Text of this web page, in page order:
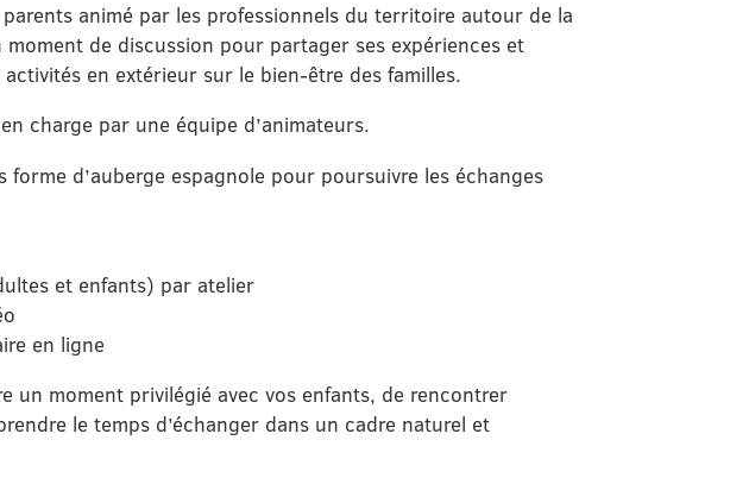
animé par les professionnels du territoire autour de la
de discussion pour partager ses expériences et
en extérieur sur le bien-être des familles.
charge par une équipe d’animateurs.
d’auberge espagnole pour poursuivre les échanges
et enfants) par atelier
en ligne
un moment privilégié avec vos enfants, de rencontrer
le temps d’échanger dans un cadre naturel et